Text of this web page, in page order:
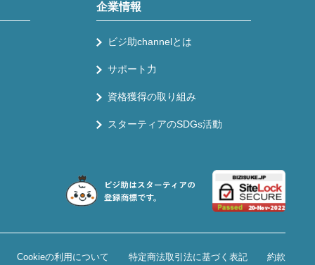
企業情報
ビジ助channelとは
サポート力
資格獲得の取り組み
スターティアのSDGs活動
Cookieの利用について 特定商法取引法に基づく表記 約款